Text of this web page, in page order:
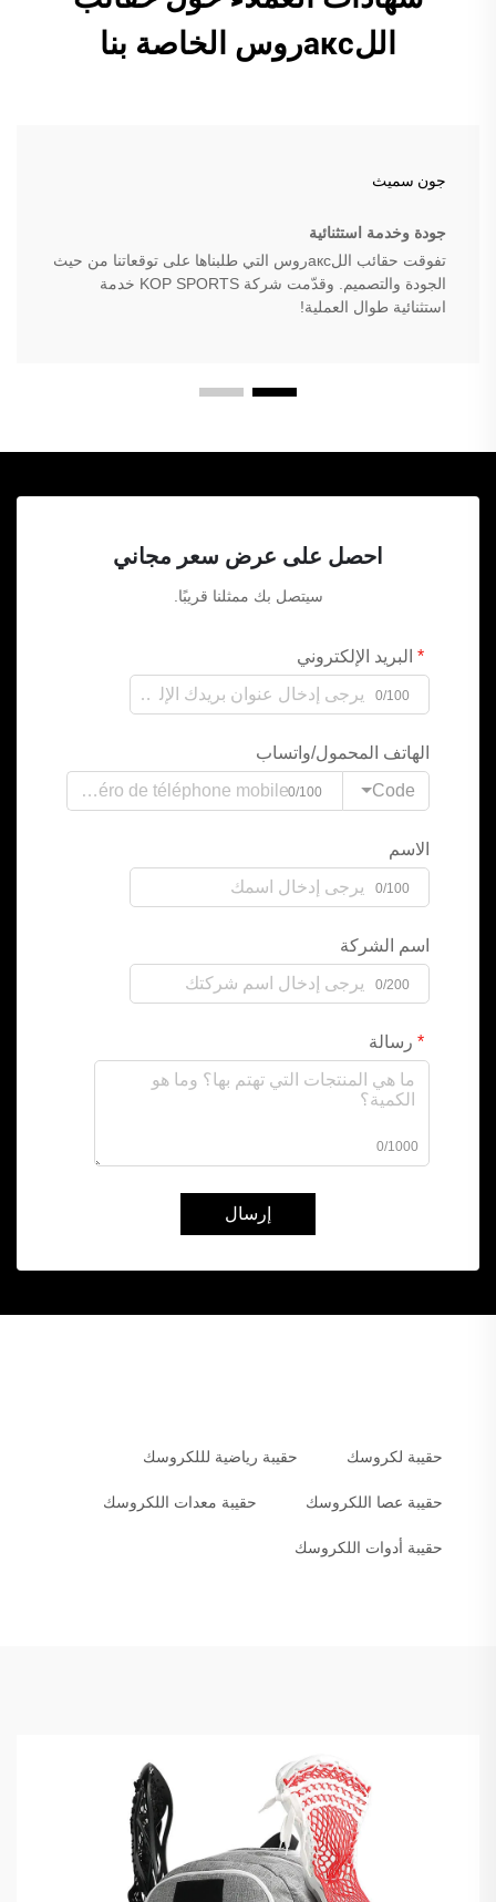
اللаксروس الخاصة بنا
جون سميث
جودة وخدمة استثنائية
تفوقت حقائب اللаксروس التي طلبناها على توقعاتنا من حيث
الجودة والتصميم. وقدّمت شركة KOP SPORTS خدمة
استثنائية طوال العملية!
احصل على عرض سعر مجاني
سيتصل بك ممثلنا قريبًا.
البريد الإلكتروني
0/100
الهاتف المحمول/واتساب
Code
0/100
الاسم
0/100
اسم الشركة
0/200
رسالة
0/1000
إرسال
حقيبة لكروسك حقيبة رياضية لللكروسك
حقيبة عصا اللكروسك حقيبة معدات اللكروسك
حقيبة أدوات اللكروسك